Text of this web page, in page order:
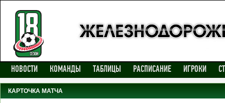
НОВОСТИ КОМАНДЫ ТАБЛИЦЫ РАСПИСАНИЕ ИГРОКИ
КАРТОЧКА МАТЧА